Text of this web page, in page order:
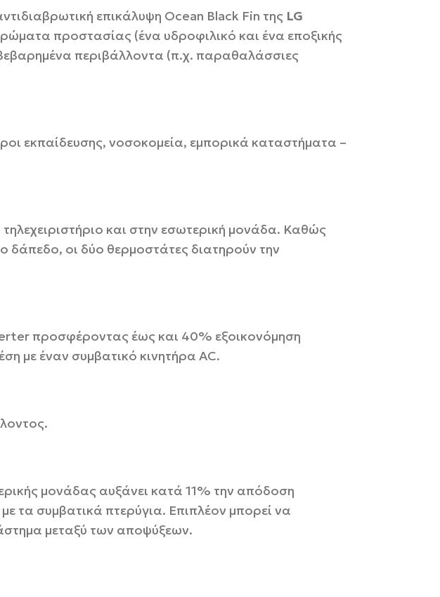
επικάλυψη Ocean Black Fin της LG
προστασίας (ένα υδροφιλικό και ένα εποξικής
περιβάλλοντα (π.χ. παραθαλάσσιες
εκπαίδευσης, νοσοκομεία, εμπορικά καταστήματα –
και στην εσωτερική μονάδα. Καθώς
οι δύο θερμοστάτες διατηρούν την
προσφέροντας έως και 40% εξοικονόμηση
με έναν συμβατικό κινητήρα AC.
μονάδας αυξάνει κατά 11% την απόδοση
τα συμβατικά πτερύγια. Επιπλέον μπορεί να
μεταξύ των αποψύξεων.